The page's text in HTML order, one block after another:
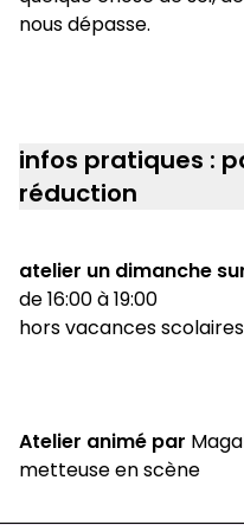
nous dépasse.
infos pratiques :
réduction
atelier un dimanche
de 16:00 à 19:00
hors vacances scolaires
Atelier animé par
metteuse en scène